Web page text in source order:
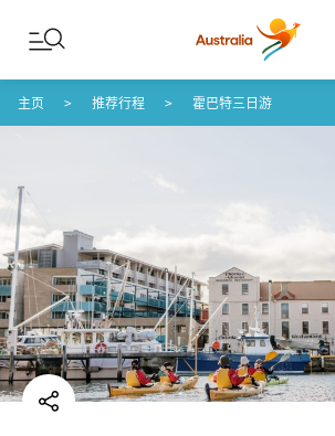
Skip to content
Skip to footer navigation
主页 推荐行程 霍巴特三日游